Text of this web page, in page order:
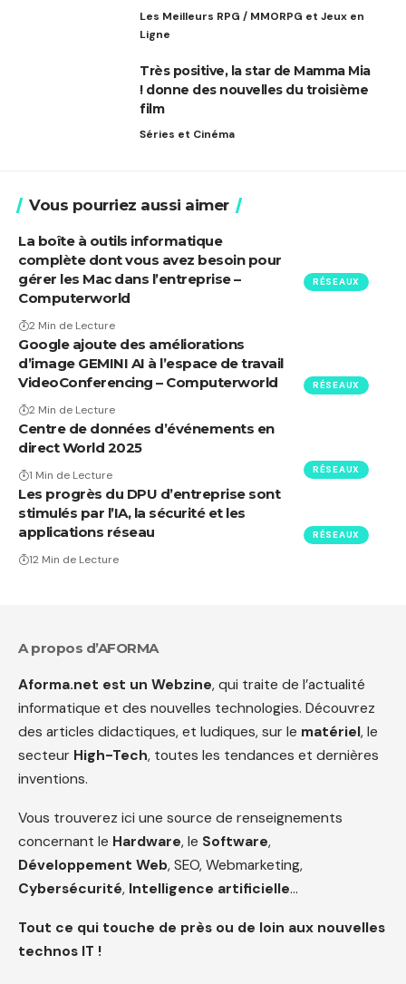
Les Meilleurs RPG / MMORPG et Jeux en
Ligne
Très positive, la star de Mamma Mia
! donne des nouvelles du troisième
film
Séries et Cinéma
Vous pourriez aussi aimer
RÉSEAUX
La boîte à outils informatique
complète dont vous avez besoin pour
gérer les Mac dans l’entreprise –
Computerworld
2 Min de Lecture
RÉSEAUX
Google ajoute des améliorations
d’image GEMINI AI à l’espace de travail
VideoConferencing – Computerworld
2 Min de Lecture
RÉSEAUX
Centre de données d’événements en
direct World 2025
1 Min de Lecture
RÉSEAUX
Les progrès du DPU d’entreprise sont
stimulés par l’IA, la sécurité et les
applications réseau
12 Min de Lecture
A propos d’AFORMA
Aforma.net est un Webzine, qui traite de l’actualité
informatique et des nouvelles technologies. Découvrez
des articles didactiques, et ludiques, sur le matériel, le
secteur High-Tech, toutes les tendances et dernières
inventions.
Vous trouverez ici une source de renseignements
concernant le Hardware, le Software,
Développement Web, SEO, Webmarketing,
Cybersécurité, Intelligence artificielle…
Tout ce qui touche de près ou de loin aux nouvelles
technos IT !